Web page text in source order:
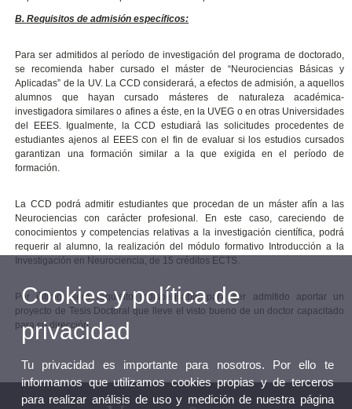
B. Requisitos de admisión específicos:
Para ser admitidos al período de investigación del programa de doctorado,
se recomienda haber cursado el máster de “Neurociencias Básicas y
Aplicadas” de la UV. La CCD considerará, a efectos de admisión, a aquellos
alumnos que hayan cursado másteres de naturaleza académica-
investigadora similares o afines a éste, en la UVEG o en otras Universidades
del EEES. Igualmente, la CCD estudiará las solicitudes procedentes de
estudiantes ajenos al EEES con el fin de evaluar si los estudios cursados
garantizan una formación similar a la que exigida en el período de
formación.
La CCD podrá admitir estudiantes que procedan de un máster afín a las
Neurociencias con carácter profesional. En este caso, careciendo de
conocimientos y competencias relativas a la investigación científica, podrá
requerir al alumno, la realización del módulo formativo Introducción a la
Investigación en Neurociencia, de 15 créditos ECTS.
Por último, será requisito indispensable para ser admitido aportar un
proyecto de Tesis Doctoral que lleve el visto bueno de un doctor capacitado
para su dirección.
Cookies y política de
privacidad
Tu privacidad es importante para nosotros. Por ello te
informamos que utilizamos cookies propias y de terceros
para realizar análisis de uso y medición de nuestra página